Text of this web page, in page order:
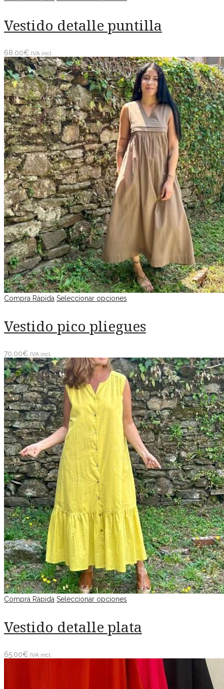
Vestido detalle puntilla
68.00€ IVA incl.
Compra Rápida Seleccionar opciones
Vestido pico pliegues
70.00€ IVA incl.
Compra Rápida Seleccionar opciones
Vestido detalle plata
65.00€ IVA incl.